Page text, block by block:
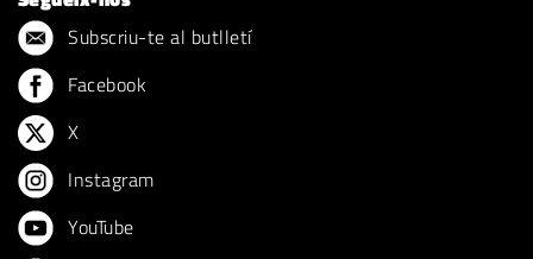
Subscriu-te al butlletí
Facebook
X
Instagram
YouTube